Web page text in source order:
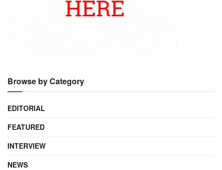
Browse by Category
EDITORIAL
FEATURED
INTERVIEW
NEWS